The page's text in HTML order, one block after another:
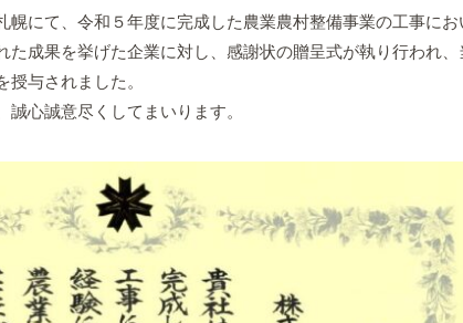
にて、令和５年度に完成した農業農村整備事業の工事にお
た成果を挙げた企業に対し、感謝状の贈呈式が執り行われ、
授与されました。
心誠意尽くしてまいります。